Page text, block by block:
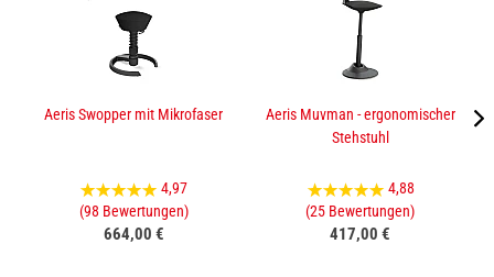
Aeris Swopper mit Mikrofaser
4,97
(98 Bewertungen)
664,00 €
Aeris Muvman - ergonomischer
Stehstuhl
4,88
(25 Bewertungen)
417,00 €